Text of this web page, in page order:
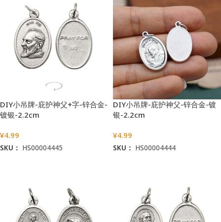
DIY小吊牌-庇护神父+字-锌合金-
镀银-2.2cm
¥4.99
SKU： HS00004445
DIY小吊牌-庇护神父-锌合金-镀
银-2.2cm
¥4.99
SKU： HS00004444